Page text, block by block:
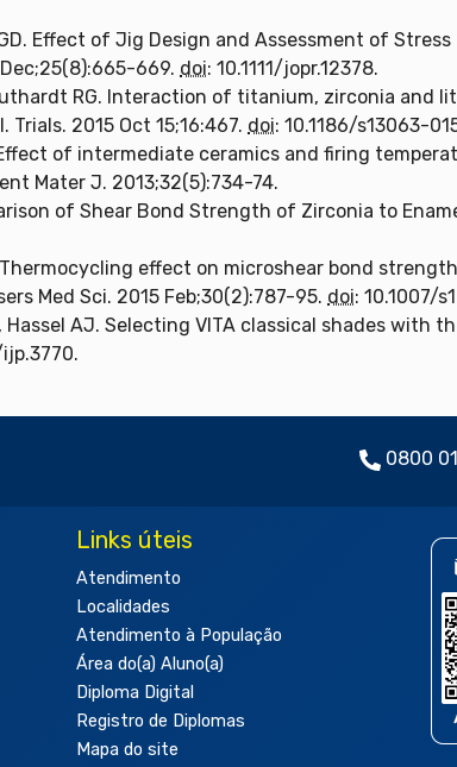
Effect of Jig Design and Assessment of
669. doi: 10.1111/jopr.12378.
RG. Interaction of titanium, zirconia and
2015 Oct 15;16:467. doi: 10.1186/s13063-
of intermediate ceramics and firing
Mater J. 2013;32(5):734-74.
of Shear Bond Strength of Zirconia to
effect on microshear bond
Med Sci. 2015 Feb;30(2):787-95. doi: 10.1007/
AJ. Selecting VITA classical shades with
ijp.3770.
0800
Links úteis
Atendimento
Localidades
Atendimento à População
Área do(a) Aluno(a)
Diploma Digital
Registro de Diplomas
Mapa do site